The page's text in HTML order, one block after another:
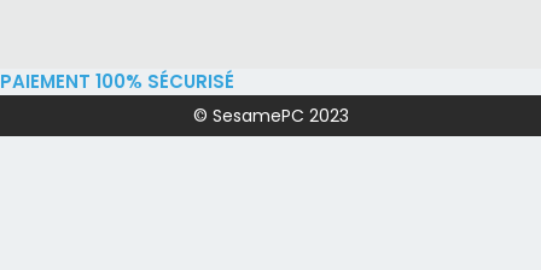
PAIEMENT 100% SÉCURISÉ
© SesamePC 2023